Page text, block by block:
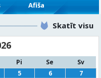
Afiša
Skatīt visu
Pi Se
Sv
5 6
7